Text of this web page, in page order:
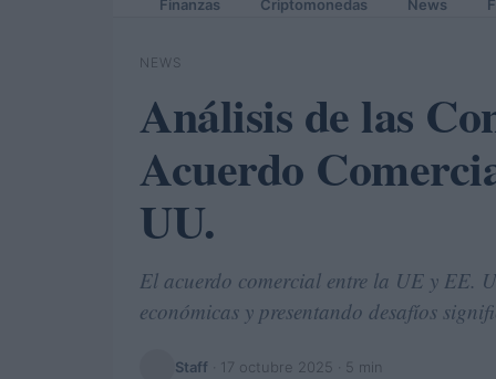
Finanzas Criptomonedas News
NEWS
Análisis de las
Acuerdo
UU.
El acuerdo comercial entre la UE y EE.
económicas y presentando desafíos
Staff 17 octubre 2025 · 5 min